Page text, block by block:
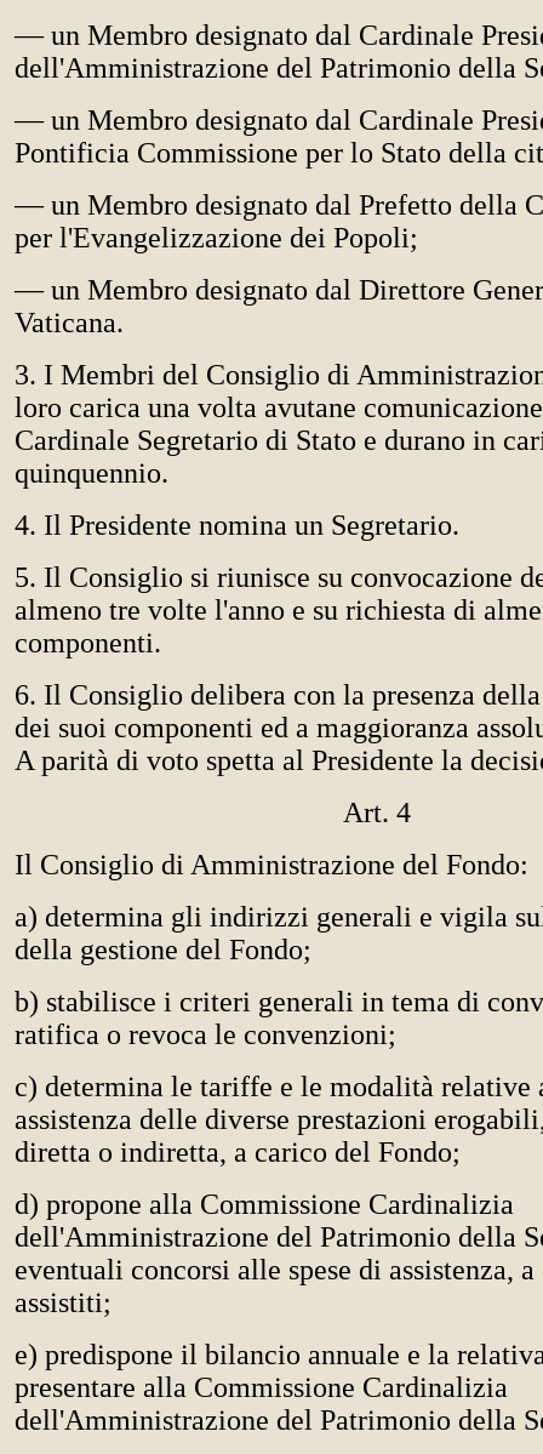
— un Membro designato dal Cardinale
dell'Amministrazione del Patrimonio della
— un Membro designato dal Cardinale
Pontificia Commissione per lo Stato della
— un Membro designato dal Prefetto della
per l'Evangelizzazione dei Popoli;
— un Membro designato dal Direttore
Vaticana.
3. I Membri del Consiglio di
loro carica una volta avutane
Cardinale Segretario di Stato e durano in
quinquennio.
4. Il Presidente nomina un Segretario.
5. Il Consiglio si riunisce su convocazione
almeno tre volte l'anno e su richiesta di
componenti.
6. Il Consiglio delibera con la presenza
dei suoi componenti ed a maggioranza
A parità di voto spetta al Presidente la
Art. 4
Il Consiglio di Amministrazione del Fondo:
a) determina gli indirizzi generali e vigila
della gestione del Fondo;
b) stabilisce i criteri generali in tema di
ratifica o revoca le convenzioni;
c) determina le tariffe e le modalità relative
assistenza delle diverse prestazioni
diretta o indiretta, a carico del Fondo;
d) propone alla Commissione Cardinalizia
dell'Amministrazione del Patrimonio della
eventuali concorsi alle spese di assistenza,
assistiti;
e) predispone il bilancio annuale e la
presentare alla Commissione Cardinalizia
dell'Amministrazione del Patrimonio della